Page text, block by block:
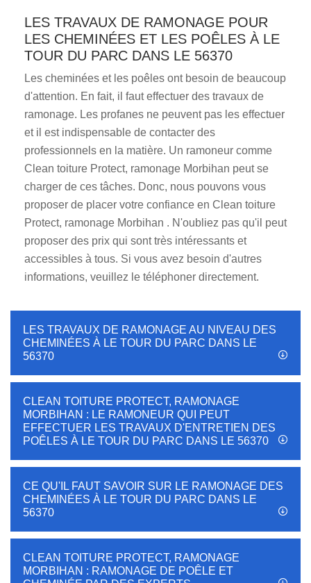
LES TRAVAUX DE RAMONAGE POUR
LES CHEMINÉES ET LES POÊLES À LE
TOUR DU PARC DANS LE 56370
Les cheminées et les poêles ont besoin de beaucoup
d'attention. En fait, il faut effectuer des travaux de
ramonage. Les profanes ne peuvent pas les effectuer
et il est indispensable de contacter des
professionnels en la matière. Un ramoneur comme
Clean toiture Protect, ramonage Morbihan peut se
charger de ces tâches. Donc, nous pouvons vous
proposer de placer votre confiance en Clean toiture
Protect, ramonage Morbihan . N'oubliez pas qu'il peut
proposer des prix qui sont très intéressants et
accessibles à tous. Si vous avez besoin d'autres
informations, veuillez le téléphoner directement.
LES TRAVAUX DE RAMONAGE AU NIVEAU DES
CHEMINÉES À LE TOUR DU PARC DANS LE
56370
CLEAN TOITURE PROTECT, RAMONAGE
MORBIHAN : LE RAMONEUR QUI PEUT
EFFECTUER LES TRAVAUX D'ENTRETIEN DES
POÊLES À LE TOUR DU PARC DANS LE 56370
CE QU'IL FAUT SAVOIR SUR LE RAMONAGE DES
CHEMINÉES À LE TOUR DU PARC DANS LE
56370
CLEAN TOITURE PROTECT, RAMONAGE
MORBIHAN : RAMONAGE DE POÊLE ET